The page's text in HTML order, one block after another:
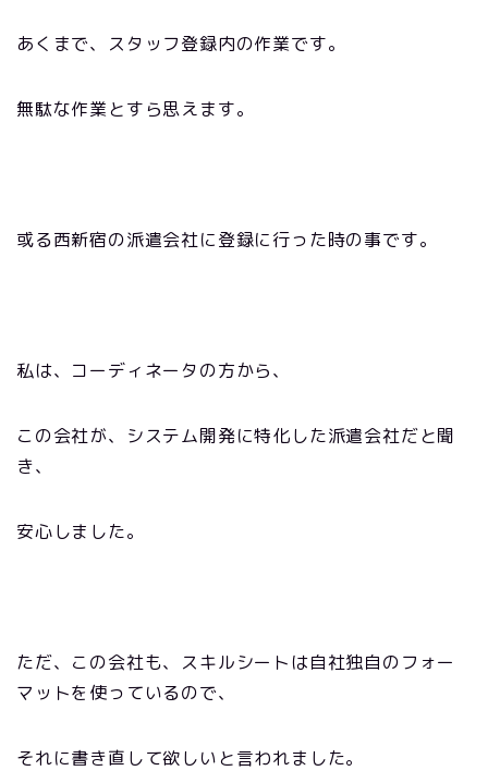
あくまで、スタッフ登録内の作業です。
無駄な作業とすら思えます。
或る西新宿の派遣会社に登録に行った時の事です。
私は、コーディネータの方から、
この会社が、システム開発に特化した派遣会社だと聞
き、
安心しました。
ただ、この会社も、スキルシートは自社独自のフォー
マットを使っているので、
それに書き直して欲しいと言われました。